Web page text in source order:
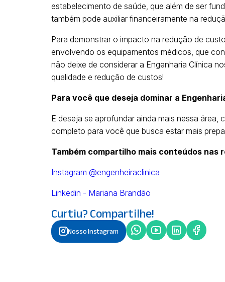
estabelecimento de saúde, que além de ser
também pode auxiliar financeiramente na
Para demonstrar o impacto na redução de
envolvendo os equipamentos médicos, que
não deixe de considerar a Engenharia Clínica
qualidade e redução de custos!
Para você que deseja dominar a
E deseja se aprofundar ainda mais nessa
completo para você que busca estar mais
Também compartilho mais conteúdos nas
Instagram @engenheiraclinica
Linkedin - Mariana Brandão
Curtiu? Compartilhe!
Nosso Instagram